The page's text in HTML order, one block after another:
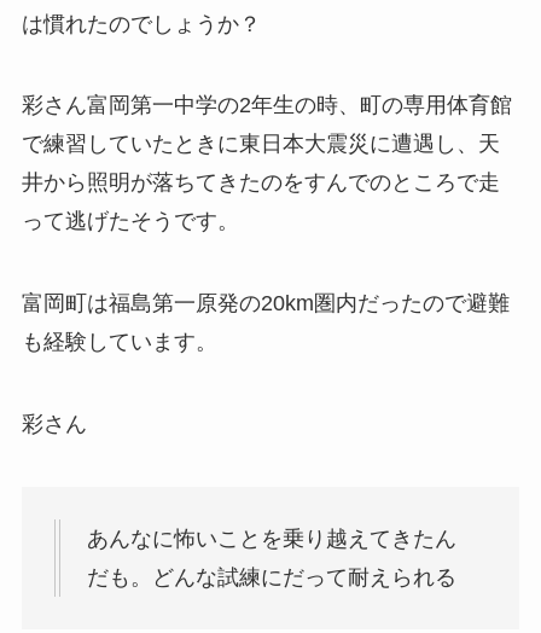
は慣れたのでしょうか？
彩さん富岡第一中学の2年生の時、町の専用体育館
で練習していたときに東日本大震災に遭遇し、天
井から照明が落ちてきたのをすんでのところで走
って逃げたそうです。
富岡町は福島第一原発の20km圏内だったので避難
も経験しています。
彩さん
あんなに怖いことを乗り越えてきたん
だも。どんな試練にだって耐えられる